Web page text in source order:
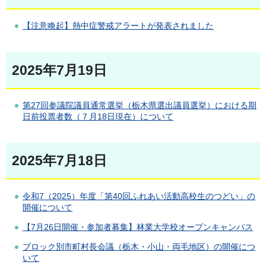
【注意喚起】熱中症警戒アラートが発表されました
2025年7月19日
第27回参議院議員通常選挙（栃木県選出議員選挙）における期
日前投票者数（７月18日現在）について
2025年7月18日
令和7（2025）年度「第40回ふれあい活動高校生のつどい」の
開催について
【7月26日開催・参加者募集】林業大学校オープンキャンパス
ブロック別市町村長会議（栃木・小山・両毛地区）の開催につ
いて